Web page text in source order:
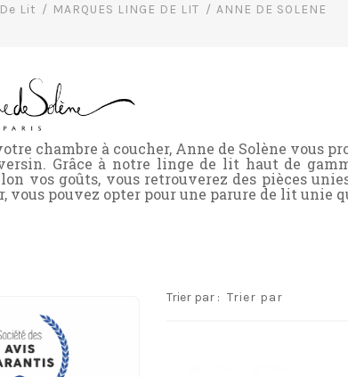
Lit MARQUES LINGE DE LIT ANNE DE SOLENE
chambre à coucher, Anne de Solène vous
Grâce à notre linge de lit haut de
vos goûts, vous retrouverez des pièces
vous pouvez opter pour une parure de lit unie
Trier par :